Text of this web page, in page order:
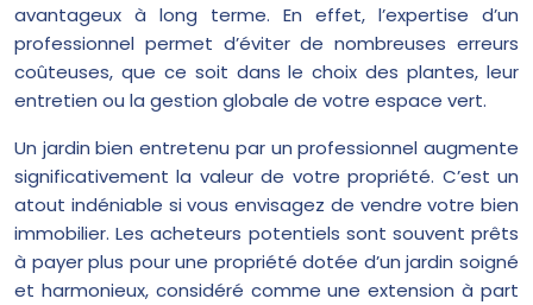
avantageux à long terme. En effet, l’expertise d’un
professionnel permet d’éviter de nombreuses erreurs
coûteuses, que ce soit dans le choix des plantes, leur
entretien ou la gestion globale de votre espace vert.
Un jardin bien entretenu par un professionnel augmente
significativement la valeur de votre propriété. C’est un
atout indéniable si vous envisagez de vendre votre bien
immobilier. Les acheteurs potentiels sont souvent prêts
à payer plus pour une propriété dotée d’un jardin soigné
et harmonieux, considéré comme une extension à part